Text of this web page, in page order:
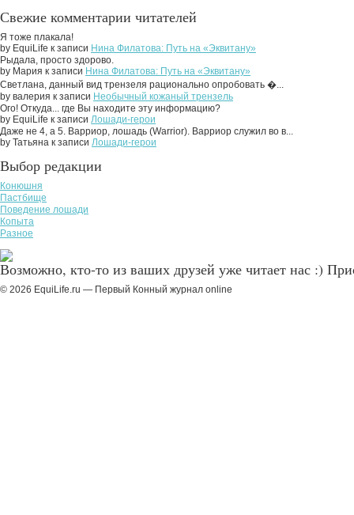
Свежие комментарии читателей
Я тоже плакала!
by EquiLife к записи Нина Филатова: Путь на «Эквитану»
Рыдала, просто здорово.
by Мария к записи Нина Филатова: Путь на «Эквитану»
Светлана, данный вид трензеля рационально опробовать �...
by валерия к записи Необычный кожаный трензель
Ого! Откуда... где Вы находите эту информацию?
by EquiLife к записи Лошади-герои
Даже не 4, а 5. Варриор, лошадь (Warrior). Варриор служил во в...
by Татьяна к записи Лошади-герои
Выбор редакции
Конюшня
Пастбище
Поведение лошади
Копыта
Разное
Возможно, кто-то из ваших друзей уже читает нас :)
© 2026 EquiLife.ru — Первый Конный журнал online